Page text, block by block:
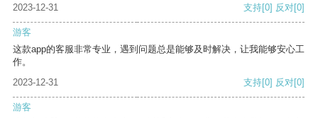
2023-12-31 支持[0] 反对[0]
游客
这款app的客服非常专业，遇到问题总是能够及时解决，让我能够安心工
作。
2023-12-31
支持[0] 反对[0]
游客